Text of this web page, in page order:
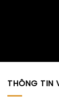
THÔNG TIN